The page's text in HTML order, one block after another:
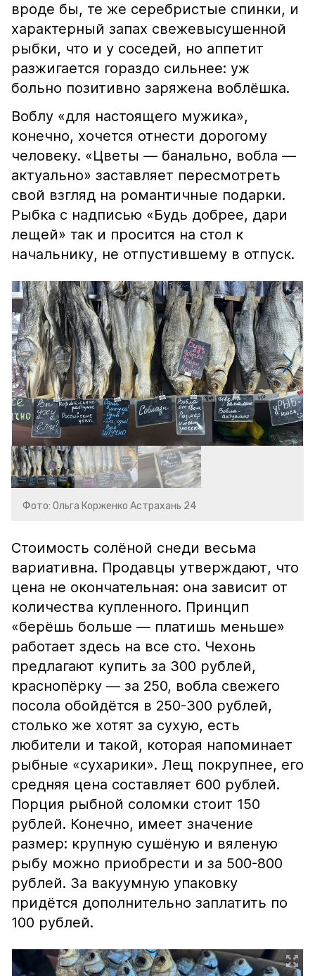
вроде бы, те же серебристые спинки, и
характерный запах свежевысушенной
рыбки, что и у соседей, но аппетит
разжигается гораздо сильнее: уж
больно позитивно заряжена воблёшка.
Воблу «для настоящего мужика»,
конечно, хочется отнести дорогому
человеку. «Цветы — банально, вобла —
актуально» заставляет пересмотреть
свой взгляд на романтичные подарки.
Рыбка с надписью «Будь добрее, дари
лещей» так и просится на стол к
начальнику, не отпустившему в отпуск.
Фото: Ольга Корженко Астрахань 24
Стоимость солёной снеди весьма
вариативна. Продавцы утверждают, что
цена не окончательная: она зависит от
количества купленного. Принцип
«берёшь больше — платишь меньше»
работает здесь на все сто. Чехонь
предлагают купить за 300 рублей,
краснопёрку — за 250, вобла свежего
посола обойдётся в 250-300 рублей,
столько же хотят за сухую, есть
любители и такой, которая напоминает
рыбные «сухарики». Лещ покрупнее, его
средняя цена составляет 600 рублей.
Порция рыбной соломки стоит 150
рублей. Конечно, имеет значение
размер: крупную сушёную и вяленую
рыбу можно приобрести и за 500-800
рублей. За вакуумную упаковку
придётся дополнительно заплатить по
100 рублей.